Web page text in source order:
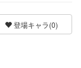
登場キャラ(0)